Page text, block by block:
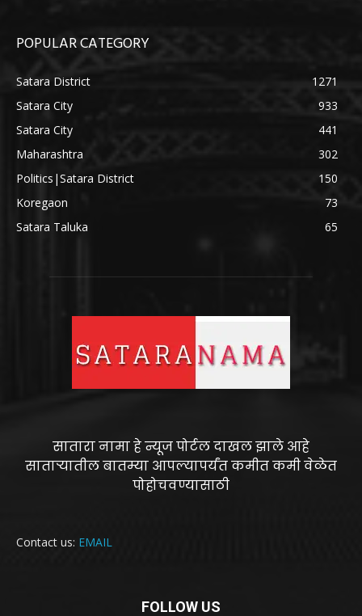
POPULAR CATEGORY
Satara District
1271
Satara City
933
Satara City
441
Maharashtra
302
Politics|Satara District
150
Koregaon
73
Satara Taluka
65
सातारा नामा हे न्यूज पोर्टल दाखल झाले आहे
साताऱ्यातील बातम्या आपल्यापर्यंत कमीत कमी वेळेत
पोहोचवण्यासाठी
Contact us: EMAIL
FOLLOW US